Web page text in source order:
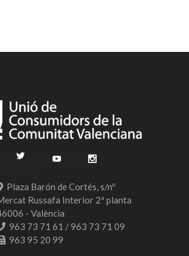
Plaza Barón de Cortés, s/nº
Russafa Interior 2ª planta
- València
963 73 71 61 / 963 73 71 09
963 95 20 99